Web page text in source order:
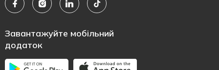
Завантажуйте мобільний
додаток